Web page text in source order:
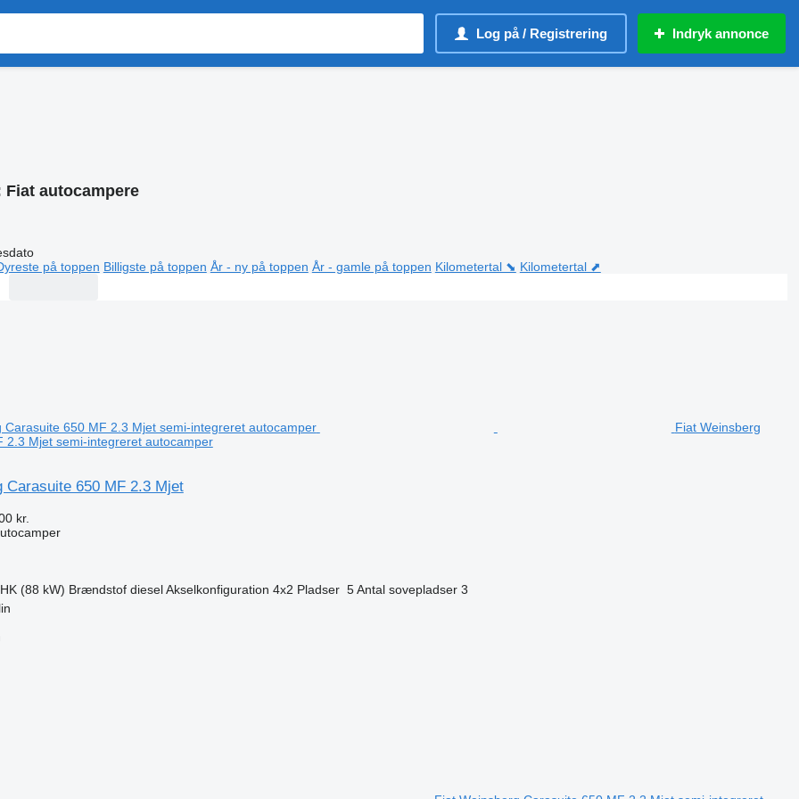
Log på / Registrering Indryk annonce
Fiat autocampere
på toppen Billigste på toppen År - ny på toppen År - gamle på toppen Kilometertal ⬊ Kilometertal ⬈
Fiat Weinsberg
2.3 Mjet semi-integreret autocamper
Carasuite 650 MF 2.3 Mjet
kr.
(88 kW) Brændstof diesel Akselkonfiguration 4x2 Pladser 5 Antal sovepladser 3